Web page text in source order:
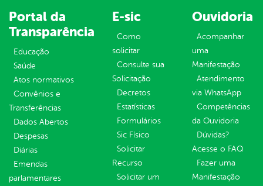
Portal da
Transparência
Educação
Saúde
Atos normativos
Convênios e
Transferências
Dados Abertos
Despesas
Diárias
Emendas
parlamentares
E-sic
Como
solicitar
Consulte sua
Solicitação
Decretos
Estatísticas
Formulários
Sic Físico
Solicitar
Recurso
Solicitar um
Ouvidoria
Acompanhar
uma
Manifestação
Atendimento
via WhatsApp
Competências
da Ouvidoria
Dúvidas?
Acesse o FAQ
Fazer uma
Manifestação